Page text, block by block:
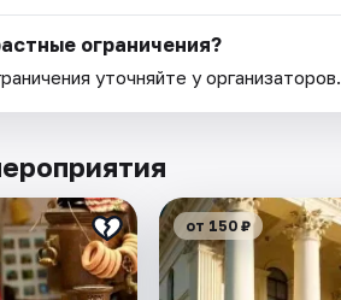
ограничения?
уточняйте у организаторов.
от 150 ₽